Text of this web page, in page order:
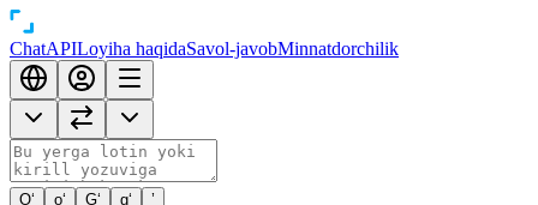
ChatAPILoyiha haqidaSavol-javobMinnatdorchilik
O‘ o‘ G‘ g‘ ’